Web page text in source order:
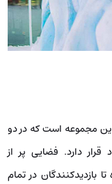
مجموعه است که در دو
سانتی‌گراد قرار دارد. فضایی پر از
بازدیدکنندگان در تمام